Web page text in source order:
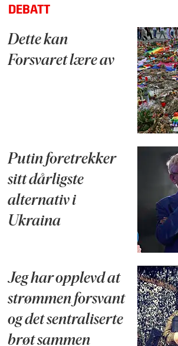
DEBATT
Dette kan
Forsvaret lære av
Putin foretrekker
sitt dårligste
alternativ i
Ukraina
Jeg har opplevd at
strømmen forsvant
og det sentraliserte
brøt sammen